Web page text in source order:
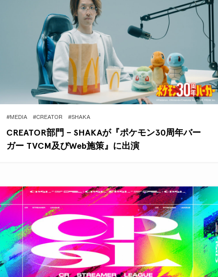
#MEDIA #CREATOR #SHAKA
CREATOR部門 – SHAKAが『ポケモン30周年バー
ガー TVCM及びWeb施策』に出演